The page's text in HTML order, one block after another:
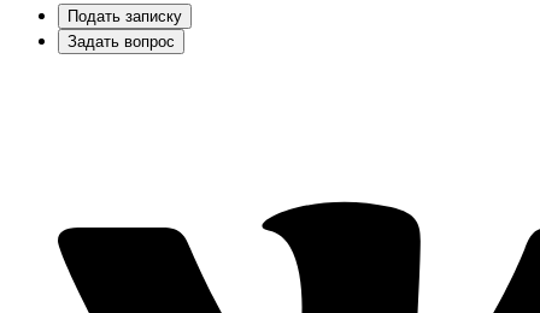
Подать записку
Задать вопрос